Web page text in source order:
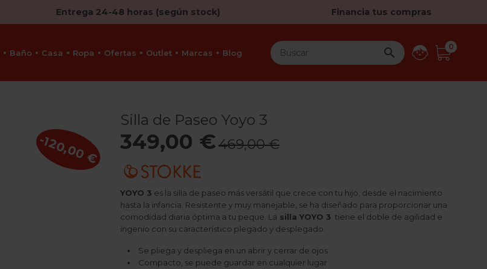
Entrega 24-48 horas (según stock) Financia tus compras
Baño Casa Ropa Ofertas Outlet Marcas Blog  0
-120,00 €
Silla de Paseo Yoyo 3
349,00 €469,00 €
YOYO 3 es la silla de paseo más versátil que crece con tu hijo, desde el nacimiento
hasta la infancia. Resistente y muy manejable, se ha diseñado para proporcionar una
comodidad diaria óptima a tu peque. La silla YOYO 3 tiene el doble de agilidad e
ingenio con su característico plegado y desplegado.
Se pliega y despliega en un abrir y cerrar de ojos
Compacto, se puede guardar en cualquier lugar